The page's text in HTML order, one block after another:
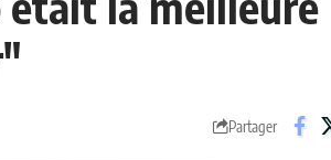
Partager